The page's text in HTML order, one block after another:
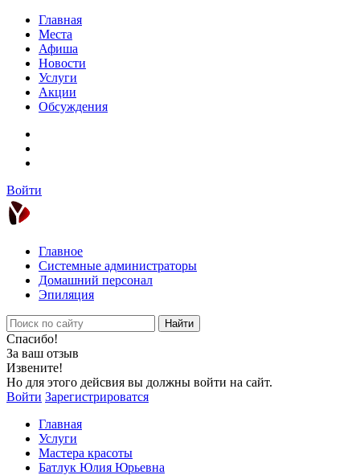
Главная
Места
Афиша
Новости
Услуги
Акции
Обсуждения
Войти
Главное
Системные администраторы
Домашний персонал
Эпиляция
Найти
Спасибо!
За ваш отзыв
Извените!
Но для этого дейсвия вы должны войти на сайт.
Войти Зарегистрироватся
Главная
Услуги
Мастера красоты
Батлук Юлия Юрьевна